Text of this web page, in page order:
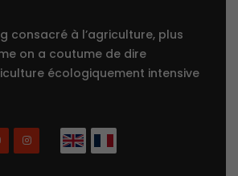
consacré à l’agriculture, plus
on a coutume de dire
écologiquement intensive